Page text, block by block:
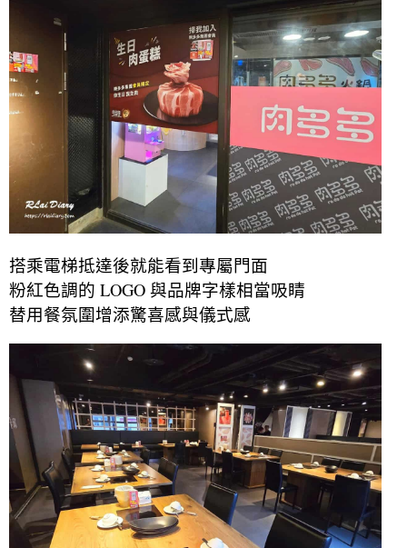
搭乘電梯抵達後就能看到專屬門面
粉紅色調的 LOGO 與品牌字樣相當吸睛
替用餐氛圍增添驚喜感與儀式感